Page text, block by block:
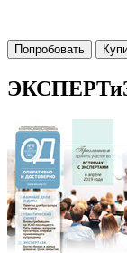
Попробовать